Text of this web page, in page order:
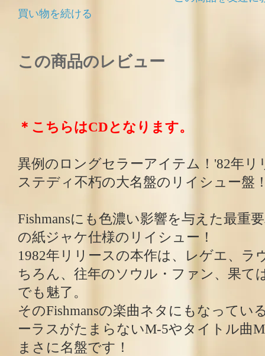
買い物を続ける
この商品のレビュー
＊こちらはCDとなります。
異例のロングセラーアイテム！'82年リ
ステディ不朽の大名盤のリイシュー盤
Fishmansにも色濃い影響を与えた最重
の紙ジャケ仕様のリイシュー！
1982年リリースの本作は、レゲエ、ラ
ちろん、往年のソウル・ファン、果て
でも魅了。
そのFishmansの楽曲ネタにもなってい
ーラスがたまらないM-5やタイトル曲
まさに名盤です！